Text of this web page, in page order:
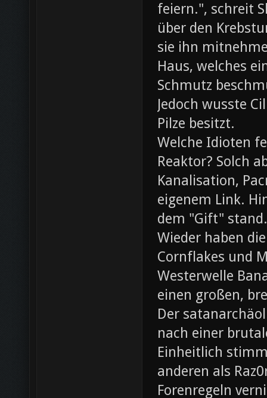
feiern.", schreit
über den
sie ihn
Haus, welches
Schmutz
Jedoch wusste
Pilze besitzt.
Welche Idioten
Reaktor? Solch
Kanalisation,
eigenem Link.
dem "Gift" stand.
Wieder haben
Cornflakes und
Westerwelle
einen großen,
Der
nach einer
Einheitlich
anderen als
Forenregeln